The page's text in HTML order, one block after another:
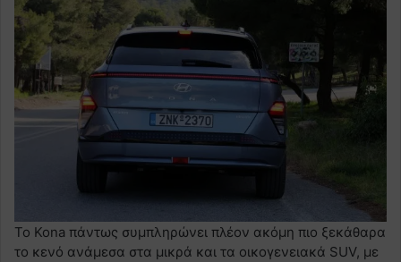
Το Kona πάντως συμπληρώνει πλέον ακόμη πιο ξεκάθαρα
το κενό ανάμεσα στα μικρά και τα οικογενειακά SUV, με